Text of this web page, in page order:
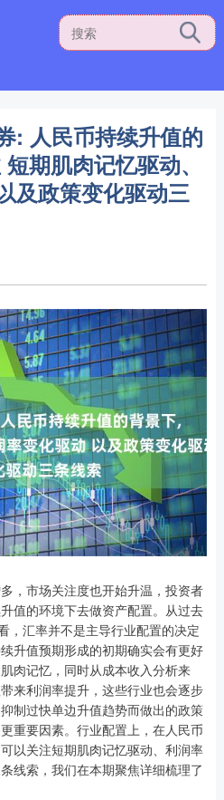
: 人民币持续升值的
期肌肉记忆驱动、
及政策变化驱动三
，市场关注度也开始升温，投资者
值的环境下去做资产配置。从过去
，汇率并不是主导行业配置的决定
升值预期形成的初期确实会有更好
肉记忆，同时从成本收入分析来
来利润率提升，这些行业也会逐步
制过快单边升值趋势而做出的政策
重要因素。行业配置上，在人民币
以关注短期肌肉记忆驱动、利润率
线索，我们在本期聚焦详细梳理了